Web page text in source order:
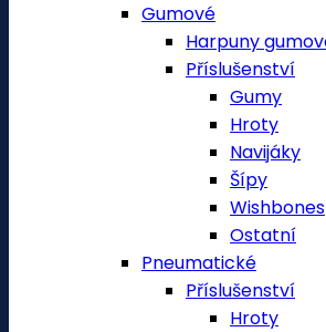
Gumové
Harpuny
Příslušenství
Gumy
Hroty
Navijáky
Šípy
Wishbones
Ostatní
Pneumatické
Příslušenství
Hroty